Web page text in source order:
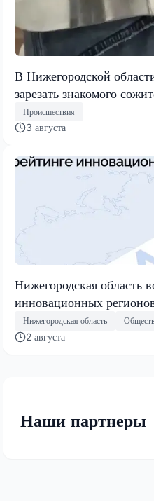
В Нижегородской
зарезать знакомого
Происшествия
3 августа
Нижегородская область
инновационных
Нижегородская область
2 августа
Наши партнеры